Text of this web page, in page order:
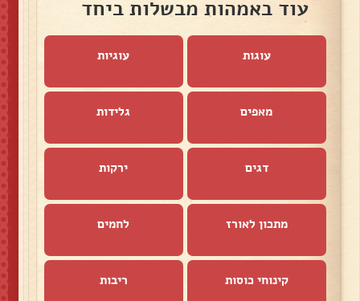
עוד באמהות מבשלות ביחד
עוגות עוגיות
מאפים גלידות
דגים ירקות
מתכון לאורז לחמים
קינוחי כוסות ריבות